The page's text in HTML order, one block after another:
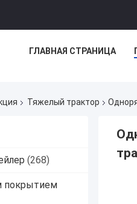
ГЛАВНАЯ СТРАНИЦА
Тяжелый трактор
(268)
покрытием